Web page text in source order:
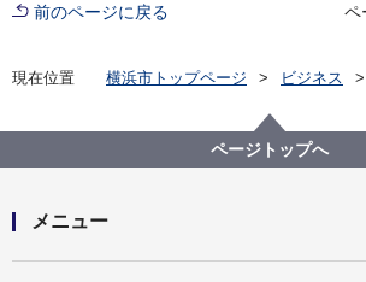
前のページに戻る ペ
現在位置 横浜市トップページ ビジネス
【入札結果公表】【公募型指名競争
生活支援課受付カウンター設置委託
ページトップへ
メニュー